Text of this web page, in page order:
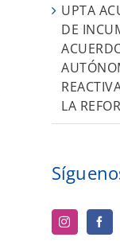
UPTA
DE
LA